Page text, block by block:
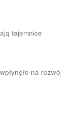
tajemnice
na rozwój